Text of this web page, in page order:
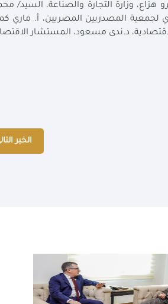
وزارة التجارة والصناعة، السيد/
لجمعية المصدريين المصريين، أ. ماري
د.ندى مسعود، المستشار
الخبر